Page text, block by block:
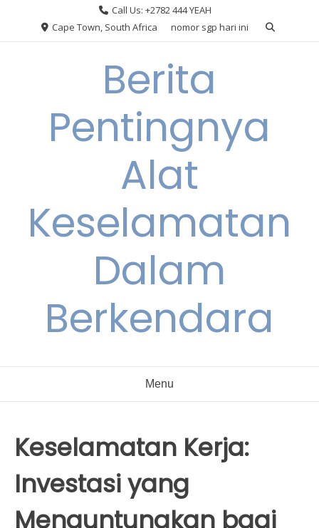
Call Us: +2782 444 YEAH
Cape Town, South Africa
nomor sgp hari ini
Berita
Pentingnya
Alat
Keselamatan
Dalam
Berkendara
Menu
Keselamatan Kerja:
Investasi yang
Menguntungkan bagi